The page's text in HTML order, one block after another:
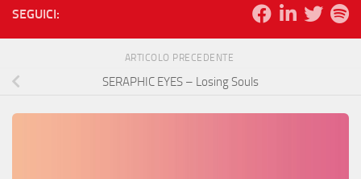
SEGUICI:
ARTICOLO PRECEDENTE
SERAPHIC EYES – Losing Souls